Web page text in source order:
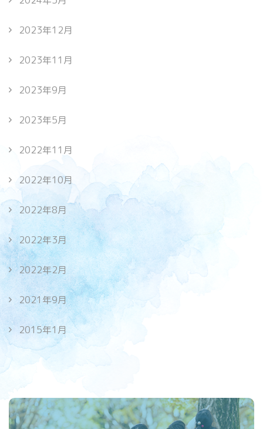
2023年12月
2023年11月
2023年9月
2023年5月
2022年11月
2022年10月
2022年8月
2022年3月
2022年2月
2021年9月
2015年1月